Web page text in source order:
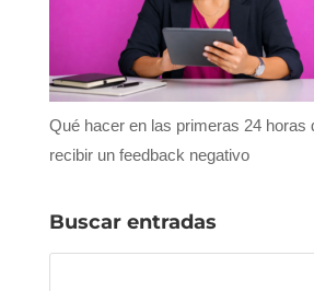
Qué hacer en las primeras 24 horas
recibir un feedback negativo
Buscar entradas